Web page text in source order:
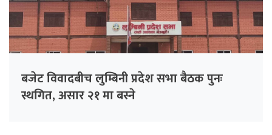
बजेट विवादबीच लुम्बिनी प्रदेश सभा बैठक पुनः
स्थगित, असार २१ मा बस्ने